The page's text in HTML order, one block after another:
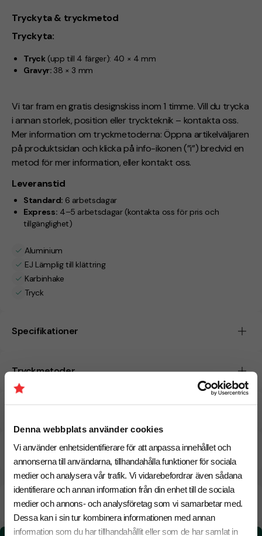
Denna webbplats använder cookies
Vi använder enhetsidentifierare för att anpassa innehållet och
annonserna till användarna, tillhandahålla funktioner för sociala
medier och analysera vår trafik. Vi vidarebefordrar även sådana
identifierare och annan information från din enhet till de sociala
medier och annons- och analysföretag som vi samarbetar med.
Dessa kan i sin tur kombinera informationen med annan
information som du har tillhandahållit eller som de har samlat in
Tryckyta & tryckmetod
Tryckyta:
Tryck(upp till 4 färger): 40 × 4 mm
Gravyr: 38 × 3 mm
Vi tar fram en gratis designskiss inom 1 timme. Vill du trycka
i annan storlek, position eller tryckteknik – kontakta oss.
Mer information om tryckmetoderna: Öppna artikelväljaren
på produktsidan och klicka på info-ikonen (”i”) bredvid en
metod för mer information, eller kontakt oss.
Leveranstid
Standard: 6 arbetsdagar
Express: 4–5 arbetsdagar (kontakta oss för pris och
tillgänglighet)
Aluminium
EJ Lämplig till klättring
Karbinhake
Tryck
Specifikationer
Tryckmetoder
CO₂e -avtryck
14 Augusti Beräknad leveranstid: 6 arbetsdagar
Snabbare leverans? Kontakta oss.